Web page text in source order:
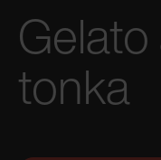
tonka